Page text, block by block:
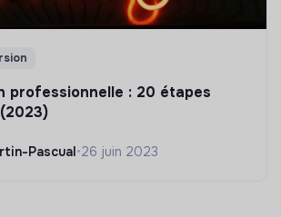
professionnelle : 20 étapes
Pascual•26 juin 2023